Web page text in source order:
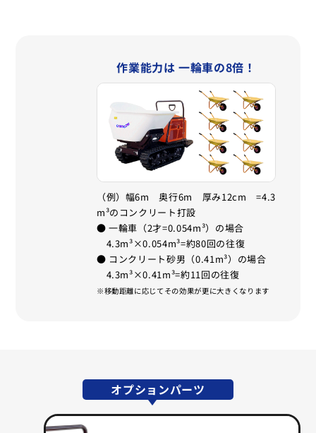
作業能力は 一輪車の8倍！
（例）幅6m 奥行6m 厚み12cm =4.3
m³のコンクリート打設
● 一輪車（2才=0.054m³）の場合
4.3m³×0.054m³=約80回の往復
● コンクリート砂男（0.41m³）の場合
4.3m³×0.41m³=約11回の往復
※移動距離に応じてその効果が更に大きくなります
オプションパーツ